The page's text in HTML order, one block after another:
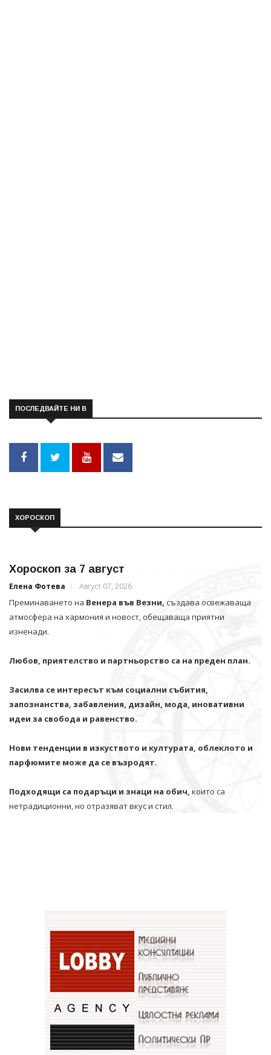
ПОСЛЕДВАЙТЕ НИ В
ХОРОСКОП
Хороскоп за 7 август
Елена Фотева Август 07, 2026
Преминаването на Венера във Везни, създава освежаваща
атмосфера на хармония и новост, обещаваща приятни
изненади.
Любов, приятелство и партньорство са на преден план.
Засилва се интересът към социални събития,
запознанства, забавления, дизайн, мода, иновативни
идеи за свобода и равенство.
Нови тенденции в изкуството и културата, облеклото и
парфюмите може да се възродят.
Подходящи са подаръци и знаци на обич, които са
нетрадиционни, но отразяват вкус и стил.